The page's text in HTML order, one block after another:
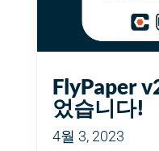
FlyPaper
었습니다!
4월 3, 2023